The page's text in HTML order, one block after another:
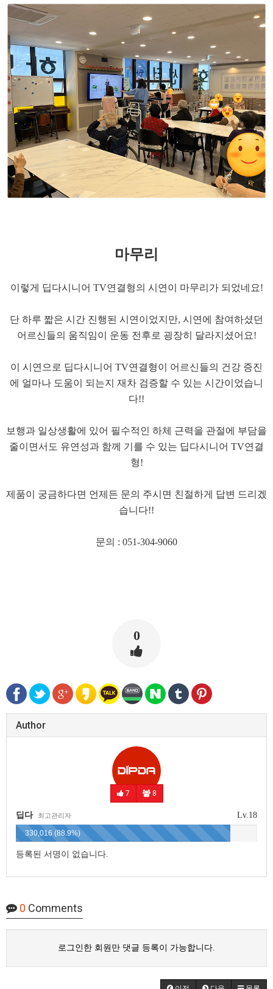
마무리
​이렇게 딥다시니어 TV연결형의 시연이 마무리가 되었네요!
​단 하루 짧은 시간 진행된 시연이었지만, 시연에 참여하셨던
어르신들의 움직임이 운동 전후로 굉장히 달라지셨어요!
​이 시연으로 딥다시니어 TV연결형이 어르신들의 건강 증진
에 얼마나 도움이 되는지 재차 검증할 수 있는 시간이었습니
다!!
​보행과 일상생활에 있어 필수적인 하체 근력을 관절에 부담을
줄이면서도 유연성과 함께 기를 수 있는 딥다시니어 TV연결
형!
​제품이 궁금하다면 언제든 문의 주시면 친절하게 답변 드리겠
습니다!!
문의 : 051-304-9060
0
Author
7 8
Lv.18
딥다 최고관리자
330,016 (88.9%)
등록된 서명이 없습니다.
0 Comments
로그인한 회원만 댓글 등록이 가능합니다.